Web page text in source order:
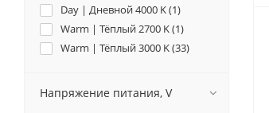
Day | Дневной 4000 K (1)
Warm | Тёплый 2700 K (1)
Warm | Тёплый 3000 K (33)
Напряжение питания, V